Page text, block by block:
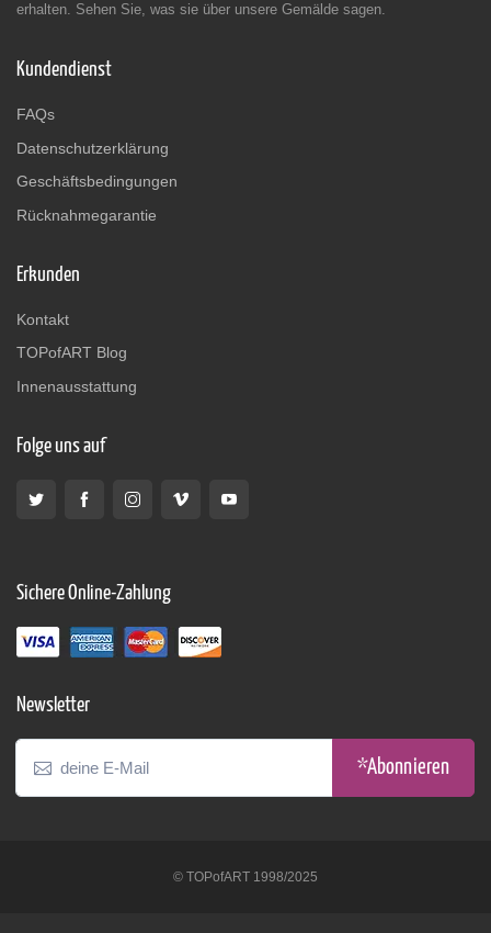
erhalten. Sehen Sie, was sie über unsere Gemälde sagen.
Kundendienst
FAQs
Datenschutzerklärung
Geschäftsbedingungen
Rücknahmegarantie
Erkunden
Kontakt
TOPofART Blog
Innenausstattung
Folge uns auf
Sichere Online-Zahlung
Newsletter
*Abonnieren
© TOPofART 1998/2025